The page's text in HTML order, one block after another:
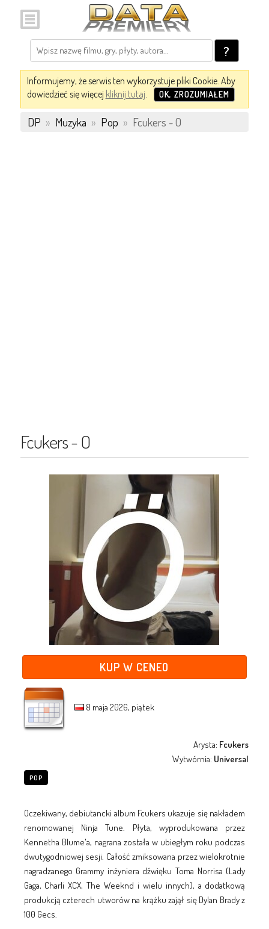
?
Informujemy, że serwis ten wykorzystuje pliki Cookie. Aby
dowiedzieć się więcej kliknij tutaj. OK, ZROZUMIAŁEM
DP » Muzyka » Pop » Fcukers - O
Fcukers - O
KUP W CENEO
8 maja 2026, piątek
Arysta: Fcukers
Wytwórnia: Universal
POP
Oczekiwany, debiutancki album Fcukers ukazuje się nakładem
renomowanej Ninja Tune. Płyta, wyprodukowana przez
Kennetha Blume'a, nagrana została w ubiegłym roku podczas
dwutygodniowej sesji. Całość zmiksowana przez wielokrotnie
nagradzanego Grammy inżyniera dźwięku Toma Norrisa (Lady
Gaga, Charli XCX, The Weeknd i wielu innych), a dodatkową
produkcją czterech utworów na krążku zajął się Dylan Brady z
100 Gecs.